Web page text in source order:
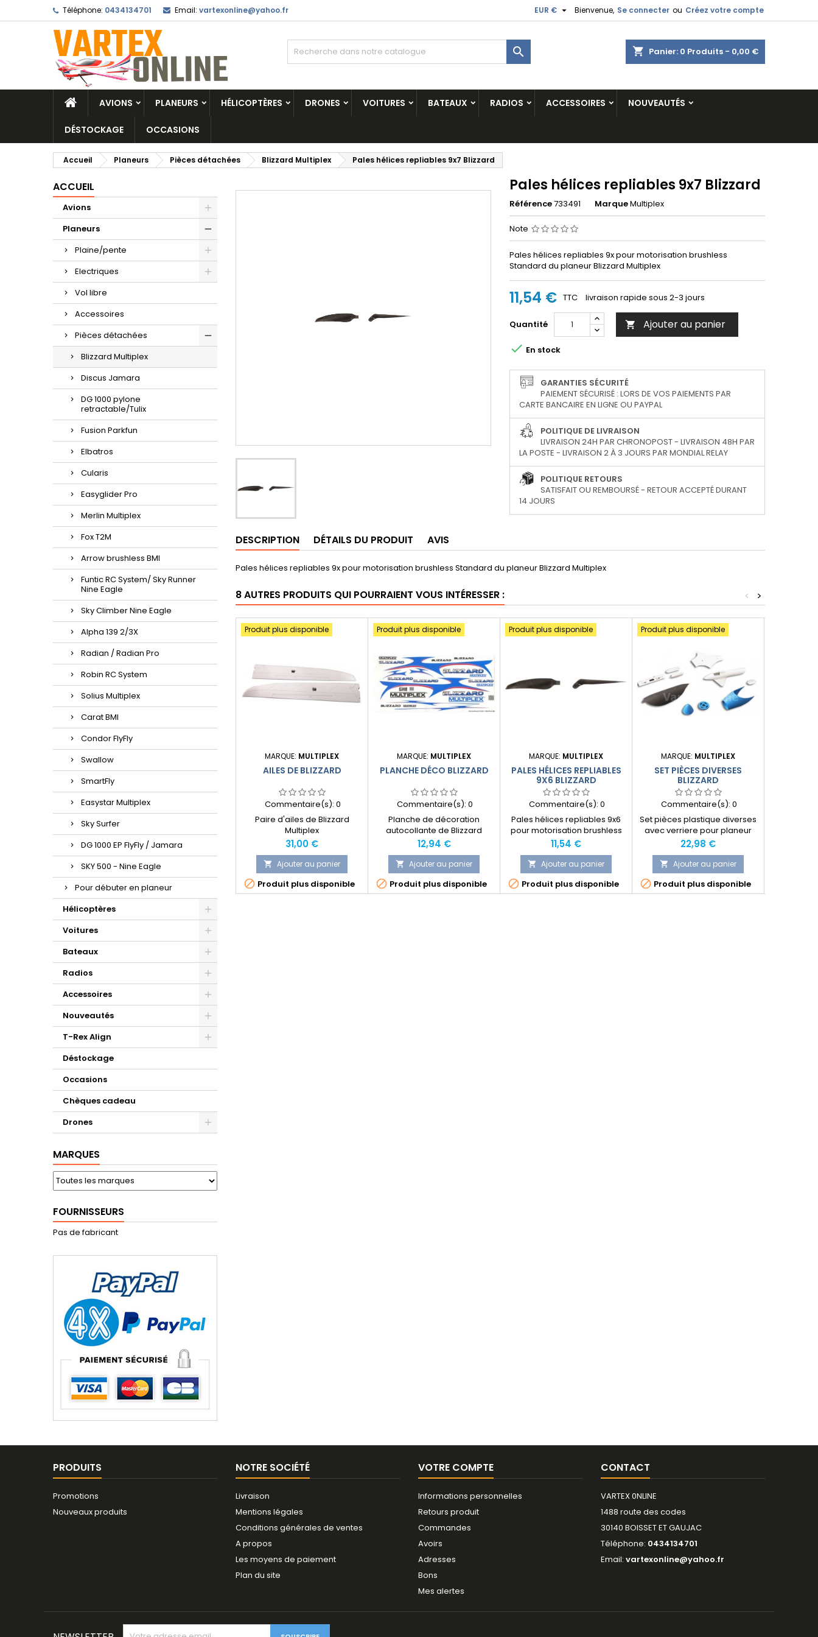
Téléphone: 0434134701 Email: vartexonline@yahoo.fr Bienvenue, Se connecter ou Créez votre compte
EUR € 
shopping_cart Panier: 0 Produits - 0,00 €

AVIONS PLANEURS HÉLICOPTÈRES DRONES VOITURES BATEAUX RADIOS ACCESSOIRES NOUVEAUTÉS
DÉSTOCKAGE OCCASIONS
Accueil Planeurs Pièces détachées Blizzard Multiplex Pales hélices repliables 9x7 Blizzard
ACCUEIL
Avions
Planeurs
Plaine/pente
Electriques
Vol libre
Accessoires
Pièces détachées
Blizzard Multiplex
Discus Jamara
DG 1000 pylone
retractable/Tulix
Fusion Parkfun
Elbatros
Cularis
Easyglider Pro
Merlin Multiplex
Fox T2M
Arrow brushless BMI
Funtic RC System/ Sky Runner
Nine Eagle
Sky Climber Nine Eagle
Alpha 139 2/3X
Radian / Radian Pro
Robin RC System
Solius Multiplex
Carat BMI
Condor FlyFly
Swallow
SmartFly
Easystar Multiplex
Sky Surfer
DG 1000 EP FlyFly / Jamara
SKY 500 - Nine Eagle
Pour débuter en planeur
Hélicoptères
Voitures
Bateaux
Radios
Accessoires
Nouveautés
T-Rex Align
Déstockage
Occasions
Chèques cadeau
Drones
MARQUES
FOURNISSEURS
Pas de fabricant
Pales hélices repliables 9x7 Blizzard
Référence733491 MarqueMultiplex
Note
Pales hélices repliables 9x pour motorisation brushless
Standard du planeur Blizzard Multiplex
11,54 € TTC livraison rapide sous 2-3 jours
Quantité  Ajouter au panier
 En stock
GARANTIES SÉCURITÉ
PAIEMENT SÉCURISÉ : LORS DE VOS PAIEMENTS PAR
CARTE BANCAIRE EN LIGNE OU PAYPAL
POLITIQUE DE LIVRAISON
LIVRAISON 24H PAR CHRONOPOST - LIVRAISON 48H PAR
LA POSTE - LIVRAISON 2 À 3 JOURS PAR MONDIAL RELAY
POLITIQUE RETOURS
SATISFAIT OU REMBOURSÉ - RETOUR ACCEPTÉ DURANT
14 JOURS
DESCRIPTION DÉTAILS DU PRODUIT AVIS
Pales hélices repliables 9x pour motorisation brushless Standard du planeur Blizzard Multiplex
8 AUTRES PRODUITS QUI POURRAIENT VOUS INTÉRESSER : >
<
Produit plus disponible
MARQUE: MULTIPLEX
AILES DE BLIZZARD
Commentaire(s): 0
Paire d'ailes de Blizzard
Multiplex
Prix
31,00 €
 Ajouter au panier
 Produit plus disponible
Produit plus disponible
MARQUE: MULTIPLEX
PLANCHE DÉCO BLIZZARD
Commentaire(s): 0
Planche de décoration
autocollante de Blizzard
Multiplex
Prix
12,94 €
 Ajouter au panier
 Produit plus disponible
Produit plus disponible
MARQUE: MULTIPLEX
PALES HÉLICES REPLIABLES
9X6 BLIZZARD
Commentaire(s): 0
Pales hélices repliables 9x6
pour motorisation brushless
Tuning du planeur Blizzard
Multiplex
Prix
11,54 €
 Ajouter au panier
 Produit plus disponible
Produit plus disponible
MARQUE: MULTIPLEX
SET PIÈCES DIVERSES
BLIZZARD
Commentaire(s): 0
Set pièces plastique diverses
avec verriere pour planeur
Multiplex Blizzard
Prix
22,98 €
 Ajouter au panier
 Produit plus disponible
PRODUITS
Promotions
Nouveaux produits
NOTRE SOCIÉTÉ
Livraison
Mentions légales
Conditions générales de ventes
A propos
Les moyens de paiement
Plan du site
VOTRE COMPTE
Informations personnelles
Retours produit
Commandes
Avoirs
Adresses
Bons
Mes alertes
CONTACT
VARTEX 0NLINE
1488 route des codes
30140 BOISSET ET GAUJAC
Téléphone: 0434134701
Email: vartexonline@yahoo.fr